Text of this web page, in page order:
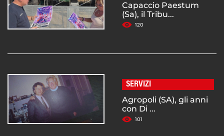
Capaccio Paestum
(Sa), il Tribu...
120
SERVIZI
Agropoli (SA), gli anni
con Di ...
101